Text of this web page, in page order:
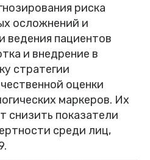
риска
осложнений и
ведения пациентов
и внедрение в
стратегии
оценки
маркеров. Их
снизить показатели
среди лиц,